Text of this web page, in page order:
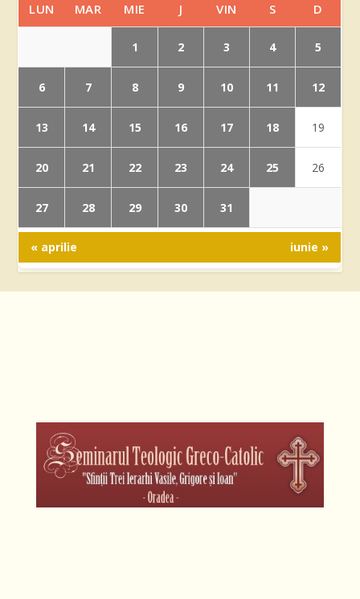
LUN MAR MIE J VIN S D
1 2 3 4 5
6 7 8 9 10 11 12
13 14 15 16 17 18 19
20 21 22 23 24 25 26
27 28 29 30 31
« aprilie iunie »